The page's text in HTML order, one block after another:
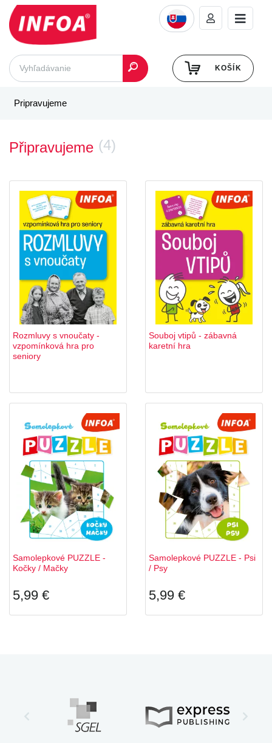
KOŠÍK
Pripravujeme
Připravujeme (4)
Rozmluvy s vnoučaty -
vzpomínková hra pro
seniory
Souboj vtipů - zábavná
karetní hra
Samolepkové PUZZLE -
Kočky / Mačky
5,99 €
Samolepkové PUZZLE - Psi
/ Psy
5,99 €